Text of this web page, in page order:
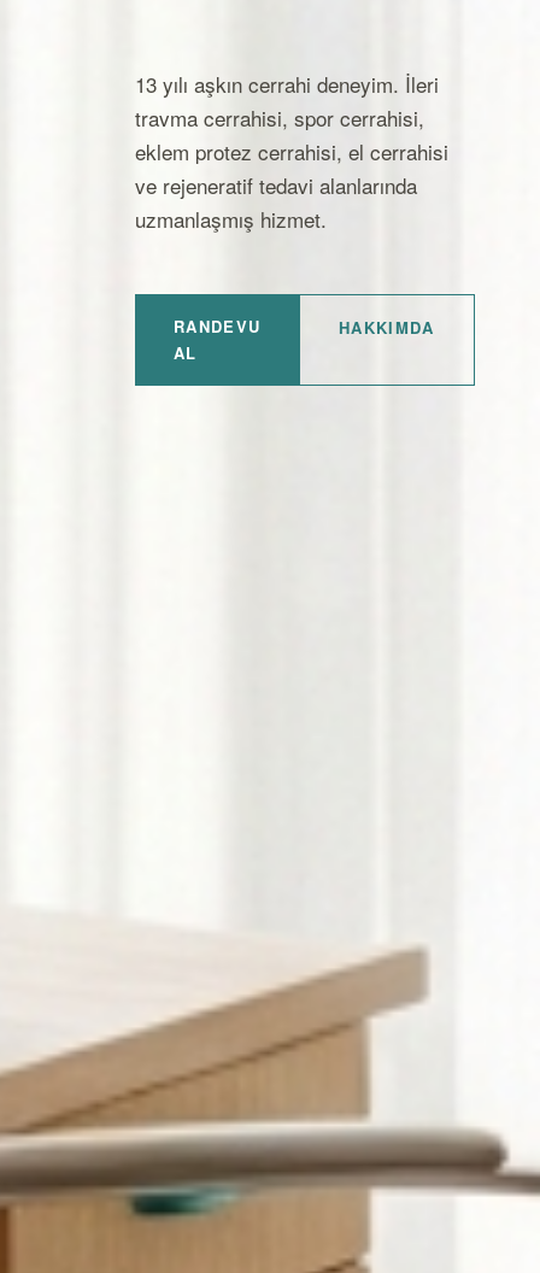
13 yılı aşkın cerrahi deneyim. İleri
travma cerrahisi, spor cerrahisi,
eklem protez cerrahisi, el cerrahisi
ve rejeneratif tedavi alanlarında
uzmanlaşmış hizmet.
RANDEVU
AL
HAKKIMDA